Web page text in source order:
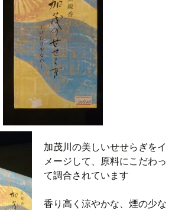
加茂川の美しいせせらぎをイ
メージして、原料にこだわっ
て調合されています
香り高く涼やかな、煙の少な